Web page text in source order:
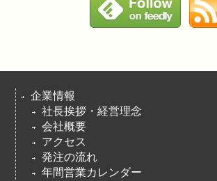
企業情報
社長挨拶・経営理念
会社概要
アクセス
発注の流れ
年間営業カレンダー